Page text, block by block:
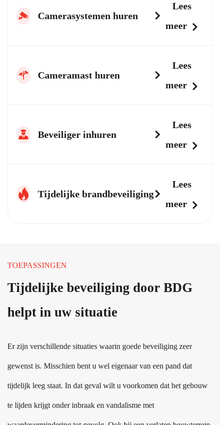
Camerasystemen huren
Lees
meer
Cameramast huren
Lees
meer
Beveiliger inhuren
Lees
meer
Tijdelijke brandbeveiliging
Lees
meer
TOEPASSINGEN
Tijdelijke beveiliging door BDG
helpt in uw situatie
Er zijn verschillende situaties waarin goede beveiliging zeer
gewenst is. Misschien bent u wel eigenaar van een pand dat
tijdelijk leeg staat. In dat geval wilt u voorkomen dat het gebouw
te lijden krijgt onder inbraak en vandalisme met